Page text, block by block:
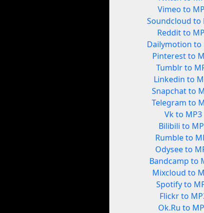
Vimeo to
Soundcloud to
Reddit to
Dailymotion to
Pinterest to
Tumblr to
Linkedin to
Snapchat to
Telegram to
Vk to MP3
Bilibili to
Rumble to
Odysee to
Bandcamp to
Mixcloud to
Spotify to
Flickr to
Ok.Ru to